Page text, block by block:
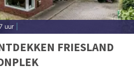
uur
FRIESLAND